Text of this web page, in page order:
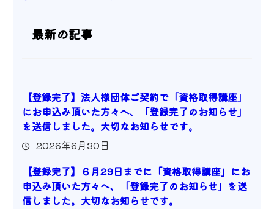
最新の記事
【登録完了】法人様団体ご契約で「資格取得講座」
にお申込み頂いた方々へ、「登録完了のお知らせ」
を送信しました。大切なお知らせです。
2026年6月30日
【登録完了】６月29日までに「資格取得講座」にお
申込み頂いた方々へ、「登録完了のお知らせ」を送
信しました。大切なお知らせです。